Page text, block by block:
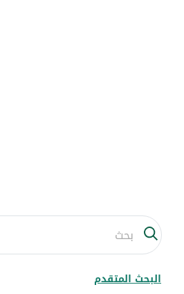
البحث المتقدم